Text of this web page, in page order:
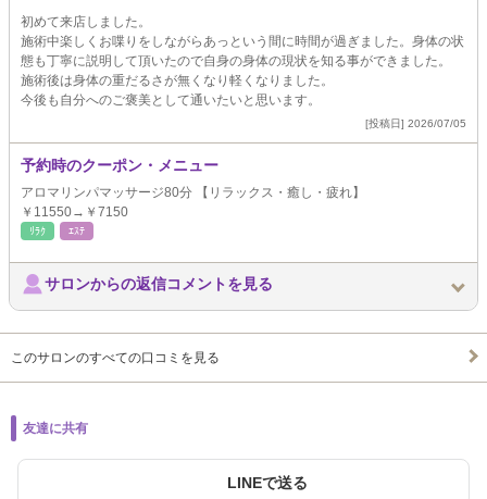
初めて来店しました。
施術中楽しくお喋りをしながらあっという間に時間が過ぎました。身体の状
態も丁寧に説明して頂いたので自身の身体の現状を知る事ができました。
施術後は身体の重だるさが無くなり軽くなりました。
今後も自分へのご褒美として通いたいと思います。
[投稿日] 2026/07/05
予約時のクーポン・メニュー
アロマリンパマッサージ80分 【リラックス・癒し・疲れ】
￥11550→￥7150
ﾘﾗｸ ｴｽﾃ
サロンからの返信コメントを見る
このサロンのすべての口コミを見る
友達に共有
LINEで送る